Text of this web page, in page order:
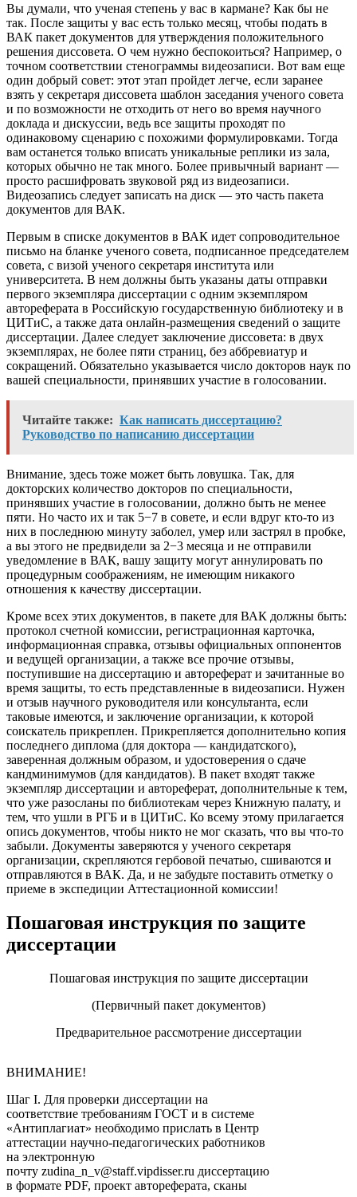
Вы думали, что ученая степень у вас в кармане? Как бы не
так. После защиты у вас есть только месяц, чтобы подать в
ВАК пакет документов для утверждения положительного
решения диссовета. О чем нужно беспокоиться? Например, о
точном соответствии стенограммы видеозаписи. Вот вам еще
один добрый совет: этот этап пройдет легче, если заранее
взять у секретаря диссовета шаблон заседания ученого совета
и по возможности не отходить от него во время научного
доклада и дискуссии, ведь все защиты проходят по
одинаковому сценарию с похожими формулировками. Тогда
вам останется только вписать уникальные реплики из зала,
которых обычно не так много. Более привычный вариант —
просто расшифровать звуковой ряд из видеозаписи.
Видеозапись следует записать на диск — это часть пакета
документов для ВАК.
Первым в списке документов в ВАК идет сопроводительное
письмо на бланке ученого совета, подписанное председателем
совета, с визой ученого секретаря института или
университета. В нем должны быть указаны даты отправки
первого экземпляра диссертации с одним экземпляром
автореферата в Российскую государственную библиотеку и в
ЦИТиС, а также дата онлайн-размещения сведений о защите
диссертации. Далее следует заключение диссовета: в двух
экземплярах, не более пяти страниц, без аббревиатур и
сокращений. Обязательно указывается число докторов наук по
вашей специальности, принявших участие в голосовании.
Читайте также: Как написать диссертацию?
Руководство по написанию диссертации
Внимание, здесь тоже может быть ловушка. Так, для
докторских количество докторов по специальности,
принявших участие в голосовании, должно быть не менее
пяти. Но часто их и так 5−7 в совете, и если вдруг кто-то из
них в последнюю минуту заболел, умер или застрял в пробке,
а вы этого не предвидели за 2−3 месяца и не отправили
уведомление в ВАК, вашу защиту могут аннулировать по
процедурным соображениям, не имеющим никакого
отношения к качеству диссертации.
Кроме всех этих документов, в пакете для ВАК должны быть:
протокол счетной комиссии, регистрационная карточка,
информационная справка, отзывы официальных оппонентов
и ведущей организации, а также все прочие отзывы,
поступившие на диссертацию и автореферат и зачитанные во
время защиты, то есть представленные в видеозаписи. Нужен
и отзыв научного руководителя или консультанта, если
таковые имеются, и заключение организации, к которой
соискатель прикреплен. Прикрепляется дополнительно копия
последнего диплома (для доктора — кандидатского),
заверенная должным образом, и удостоверения о сдаче
кандминимумов (для кандидатов). В пакет входят также
экземпляр диссертации и автореферат, дополнительные к тем,
что уже разосланы по библиотекам через Книжную палату, и
тем, что ушли в РГБ и в ЦИТиС. Ко всему этому прилагается
опись документов, чтобы никто не мог сказать, что вы что-то
забыли. Документы заверяются у ученого секретаря
организации, скрепляются гербовой печатью, сшиваются и
отправляются в ВАК. Да, и не забудьте поставить отметку о
приеме в экспедиции Аттестационной комиссии!
Пошаговая инструкция по защите
диссертации
Пошаговая инструкция по защите диссертации
(Первичный пакет документов)
Предварительное рассмотрение диссертации
ВНИМАНИЕ!
Шаг I. Для проверки диссертации на
соответствие требованиям ГОСТ и в системе
«Антиплагиат» необходимо прислать в Центр
аттестации научно-педагогических работников
на электронную
почту zudina_n_v@staff.vipdisser.ru диссертацию
в формате PDF, проект автореферата, сканы